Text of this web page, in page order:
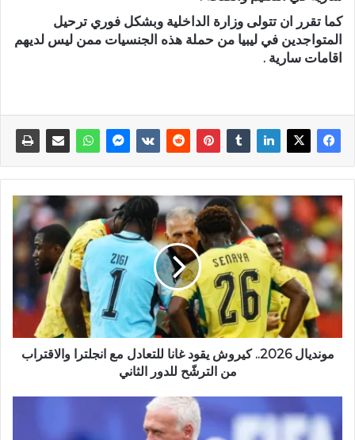
كما تقرر ان تتولى وزارة الداخلية وبشكل فوري ترحيل
المتواجدين في ليبيا من حملة هذه الجنسيات ممن ليس لديهم
اقامات سارية .
مونديال 2026.. كيروش يقود غانا للتعادل مع انجلترا والاقتراب
من الترشّح للدور الثاني